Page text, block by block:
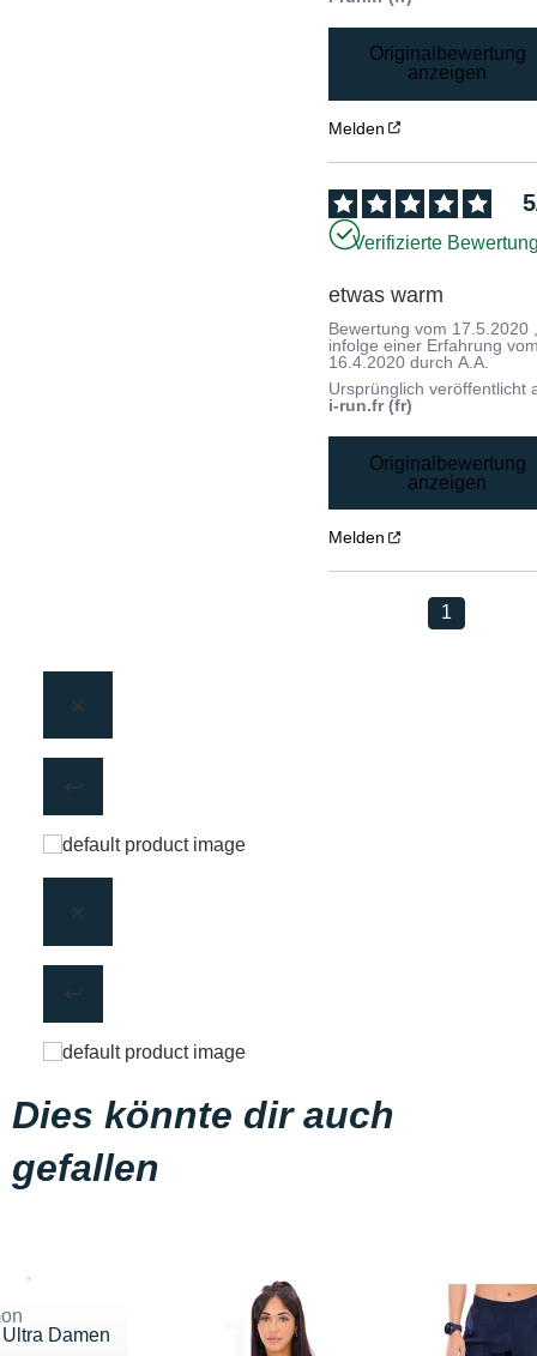
Originalbewertung
anzeigen
Melden
5
Verifizierte
etwas warm
Bewertung vom 17.5.2020
infolge einer Erfahrung
16.4.2020 durchA.A.
Ursprünglich veröffentlicht
i-run.fr (fr)
Originalbewertung
anzeigen
Melden
1
Dies könnte dir auch
gefallen
Damen